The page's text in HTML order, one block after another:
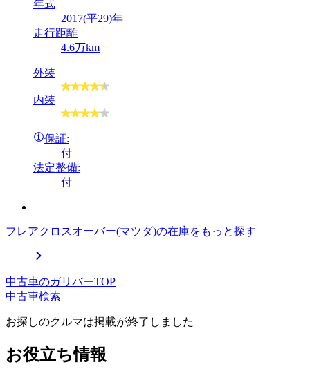
年式
2017(平29)年
走行距離
4.6万km
外装
内装
保証:
付
法定整備:
付
フレアクロスオーバー(マツダ)の在庫をもっと探す
中古車のガリバーTOP
中古車検索
お探しのクルマは掲載が終了しました
お役立ち情報